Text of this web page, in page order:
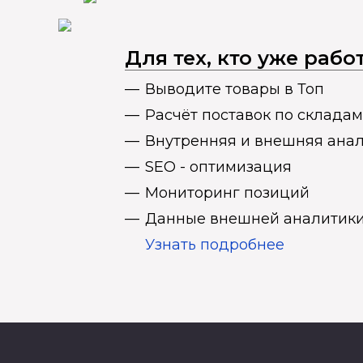
Для тех, кто уже
Выводите товары в Топ
Расчёт поставок по складам
Внутренняя и внешняя
SEO - оптимизация
Мониторинг позиций
Данные внешней
Узнать подробнее